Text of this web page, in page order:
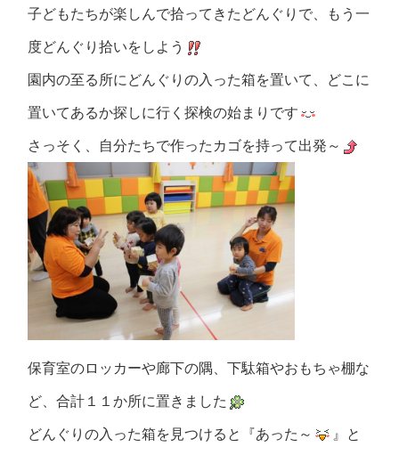
子どもたちが楽しんで拾ってきたどんぐりで、もう一
度どんぐり拾いをしよう
園内の至る所にどんぐりの入った箱を置いて、どこに
置いてあるか探しに行く探検の始まりです
さっそく、自分たちで作ったカゴを持って出発～
保育室のロッカーや廊下の隅、下駄箱やおもちゃ棚な
ど、合計１１か所に置きました
どんぐりの入った箱を見つけると『あった～ 』と